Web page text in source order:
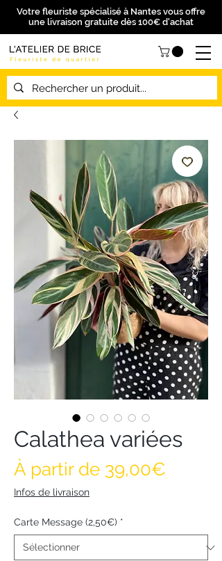
Votre fleuriste spécialisé à Nantes vous offre
une livraison gratuite dès 100€ d'achat
Calathea variées
À partir de 39,00€
Infos de livraison
Carte Message (2,50€) *